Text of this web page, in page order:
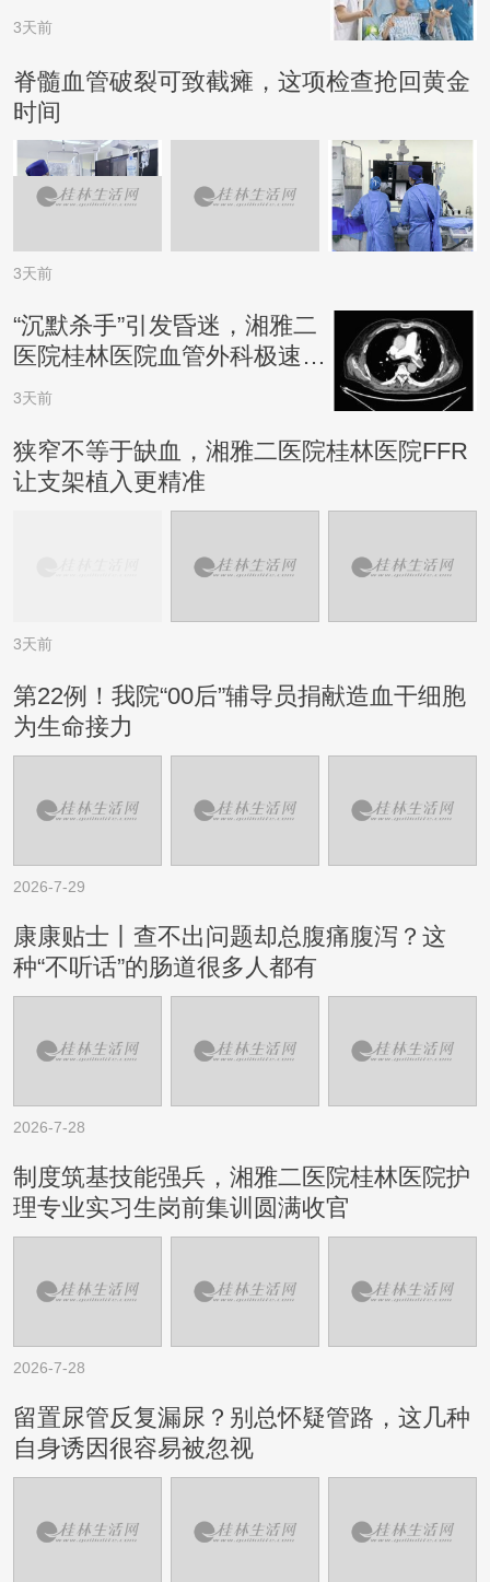
3天前
脊髓血管破裂可致截瘫，这项检查抢回黄金
时间
3天前
“沉默杀手”引发昏迷，湘雅二
医院桂林医院血管外科极速排
险
3天前
狭窄不等于缺血，湘雅二医院桂林医院FFR
让支架植入更精准
3天前
第22例！我院“00后”辅导员捐献造血干细胞
为生命接力
2026-7-29
康康贴士丨查不出问题却总腹痛腹泻？这
种“不听话”的肠道很多人都有
2026-7-28
制度筑基技能强兵，湘雅二医院桂林医院护
理专业实习生岗前集训圆满收官
2026-7-28
留置尿管反复漏尿？别总怀疑管路，这几种
自身诱因很容易被忽视